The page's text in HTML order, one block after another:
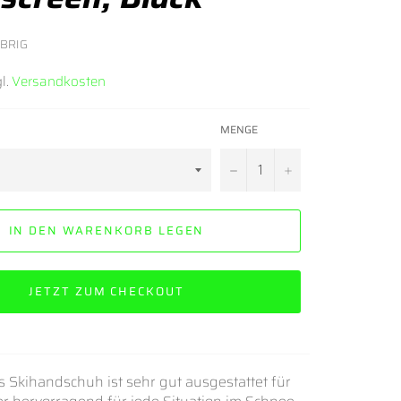
Versandkosten
MENGE
− +
IN DEN WARENKORB LEGEN
JETZT ZUM CHECKOUT
Skihandschuh ist sehr gut ausgestattet für